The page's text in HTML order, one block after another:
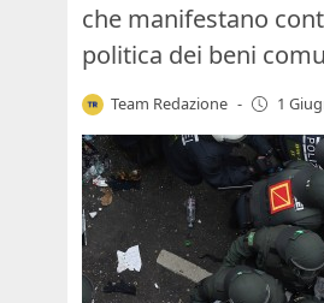
che manifestano
politica dei beni
Team Redazione - 1